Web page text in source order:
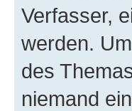
Verfasser,
werden.
des
niemand